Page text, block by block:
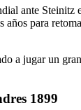
ante Steinitz
años para
a jugar un
1899